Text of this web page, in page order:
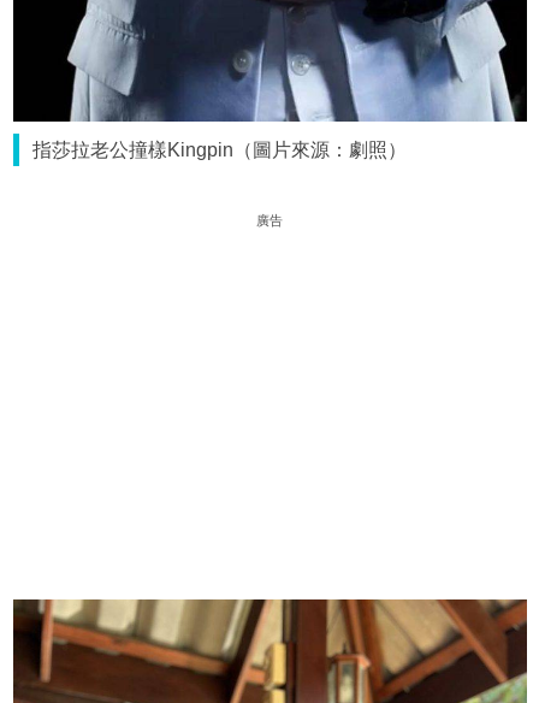
指莎拉老公撞樣Kingpin（圖片來源：劇照）
廣告